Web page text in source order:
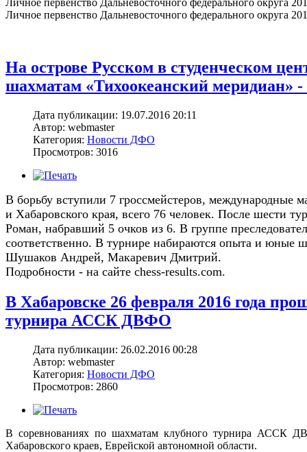
Личное первенство Дальневосточного федерального округа
Личное первенство Дальневосточного федерального округа
На острове Русском в студенческом
шахматам «Тихоокеанский меридиан»
Дата публикации: 19.07.2016 20:11
Автор: webmaster
Категория: Новости ДФО
Просмотров: 3016
В борьбу вступили 7 гроссмейстеров,
и Хабаровского края, всего 76 человек. После шести
Роман, набравший 5 очков из 6. В группе
соответственно. В турнире набираются опыта и
Шушаков Андрей, Макаревич Дмитрий.
Подробности - на сайте chess-results.com.
В Хабаровске 26 февраля 2016 года
турнира АССК ДВФО
Дата публикации: 26.02.2016 00:28
Автор: webmaster
Категория: Новости ДФО
Просмотров: 2860
В соревнованиях по шахматам клубного турнира АССК
Хабаровского краев, Еврейской автономной области.